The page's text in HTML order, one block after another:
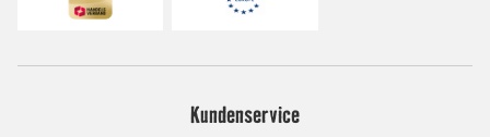
Kundenservice